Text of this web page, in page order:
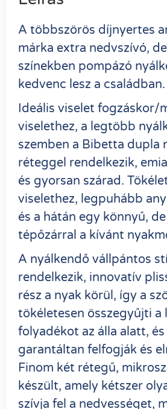
A többszörös díjnyertes
márka extra nedvszívó,
színekben pompázó
kedvenc lesz a családban.
Ideális viselet fogzáskor/
viselethez, a legtöbb
szemben a Bibetta dupla
réteggel rendelkezik,
és gyorsan szárad.
viselethez, legpuhább
és a hátán egy könnyű,
tépőzárral a kívánt
A nyálkendő vállpántos
rendelkezik, innovatív
rész a nyak körül, így a
tökéletesen összegyűjti a
folyadékot az álla alatt,
garantáltan felfogják és
Finom két rétegű,
készült, amely kétszer
szívja fel a nedvességet,